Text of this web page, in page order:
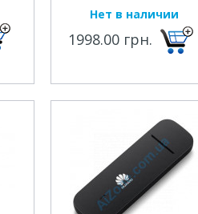
Нет в наличии
1998.00 грн.